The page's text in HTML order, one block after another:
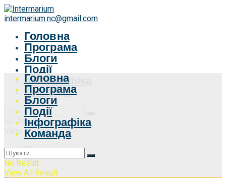
intermarium.nc@gmail.com
Головна
Програма
Блоги
Події
Інфографіка
Команда
No Result
View All Result
Головна
Програма
Блоги
Події
Інфографіка
Команда
No Result
View All Result